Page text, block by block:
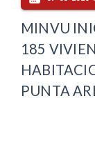
MINVU
185
PUNTA